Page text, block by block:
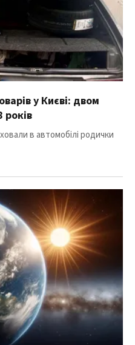
у Києві: двом
років
в автомобілі родички